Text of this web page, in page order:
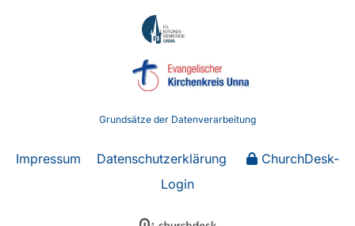
Grundsätze der Datenverarbeitung
Impressum Datenschutzerklärung
ChurchDesk-
Login